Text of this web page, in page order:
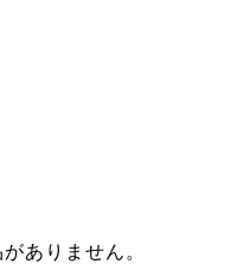
ありません。